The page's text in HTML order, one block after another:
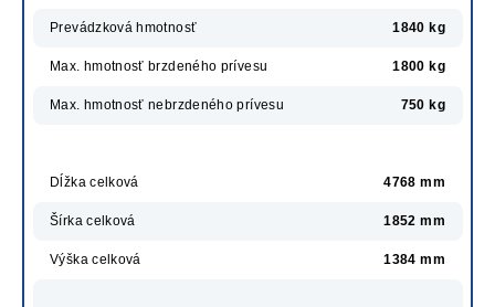
Prevádzková hmotnosť 1840 kg
Max. hmotnosť brzdeného prívesu 1800 kg
Max. hmotnosť nebrzdeného prívesu 750 kg
Dĺžka celková 4768 mm
Šírka celková 1852 mm
Výška celková 1384 mm